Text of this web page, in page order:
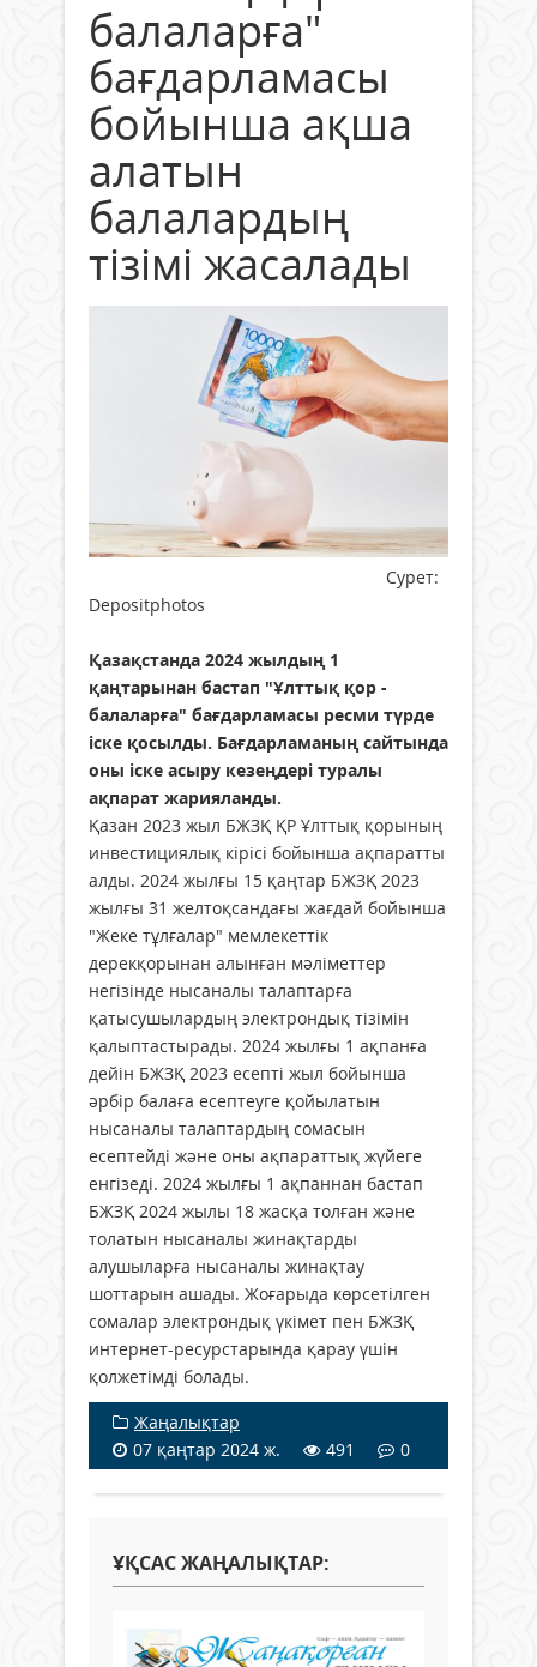
балаларға"
бағдарламасы
бойынша ақша
алатын
балалардың
тізімі жасалады
Сурет:
Depositphotos
Қазақстанда 2024 жылдың 1
қаңтарынан бастап "Ұлттық қор -
балаларға" бағдарламасы ресми түрде
іске қосылды. Бағдарламаның сайтында
оны іске асыру кезеңдері туралы
ақпарат жарияланды.
Қазан 2023 жыл БЖЗҚ ҚР Ұлттық қорының
инвестициялық кірісі бойынша ақпаратты
алды. 2024 жылғы 15 қаңтар БЖЗҚ 2023
жылғы 31 желтоқсандағы жағдай бойынша
"Жеке тұлғалар" мемлекеттік
дерекқорынан алынған мәліметтер
негізінде нысаналы талаптарға
қатысушылардың электрондық тізімін
қалыптастырады. 2024 жылғы 1 ақпанға
дейін БЖЗҚ 2023 есепті жыл бойынша
әрбір балаға есептеуге қойылатын
нысаналы талаптардың сомасын
есептейді және оны ақпараттық жүйеге
енгізеді. 2024 жылғы 1 ақпаннан бастап
БЖЗҚ 2024 жылы 18 жасқа толған және
толатын нысаналы жинақтарды
алушыларға нысаналы жинақтау
шоттарын ашады. Жоғарыда көрсетілген
сомалар электрондық үкімет пен БЖЗҚ
интернет-ресурстарында қарау үшін
қолжетімді болады.
Жаңалықтар
07 қаңтар 2024 ж.
491 0
ҰҚСАС ЖАҢАЛЫҚТАР: